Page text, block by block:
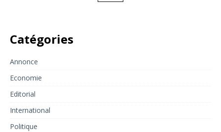
Catégories
Annonce
Economie
Editorial
International
Politique